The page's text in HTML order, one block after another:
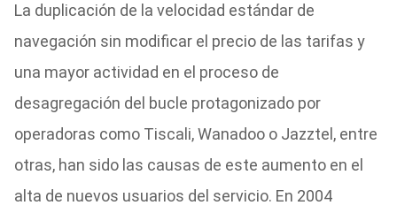
La duplicación de la velocidad estándar de
navegación sin modificar el precio de las tarifas y
una mayor actividad en el proceso de
desagregación del bucle protagonizado por
operadoras como Tiscali, Wanadoo o Jazztel, entre
otras, han sido las causas de este aumento en el
alta de nuevos usuarios del servicio. En 2004